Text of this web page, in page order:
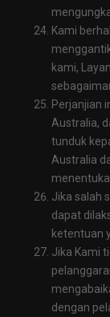
Kami
kami,
Perjanjian
Australia,
tunduk
Australia
Jika salah
dapat
ketentuan
Jika Kami
dengan